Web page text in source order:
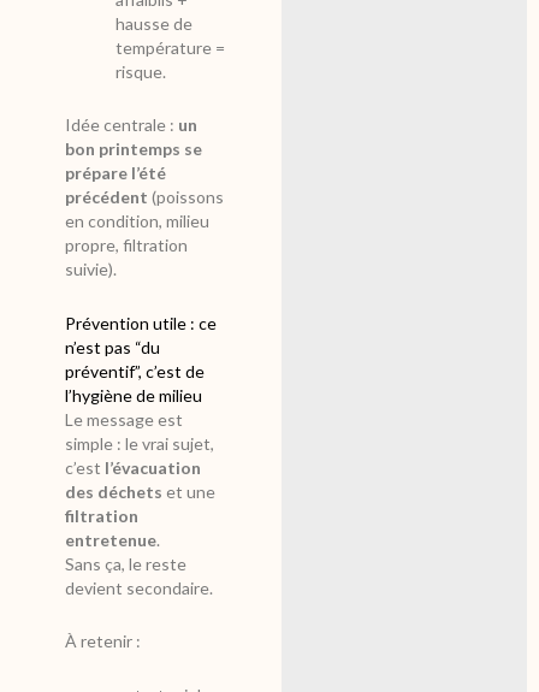
hausse de
température =
risque.
Idée centrale : un
bon printemps se
prépare l’été
précédent (poissons
en condition, milieu
propre, filtration
suivie).
Prévention utile : ce
n’est pas “du
préventif”, c’est de
l’hygiène de milieu
Le message est
simple : le vrai sujet,
c’est l’évacuation
des déchets et une
filtration
entretenue.
Sans ça, le reste
devient secondaire.
À retenir :